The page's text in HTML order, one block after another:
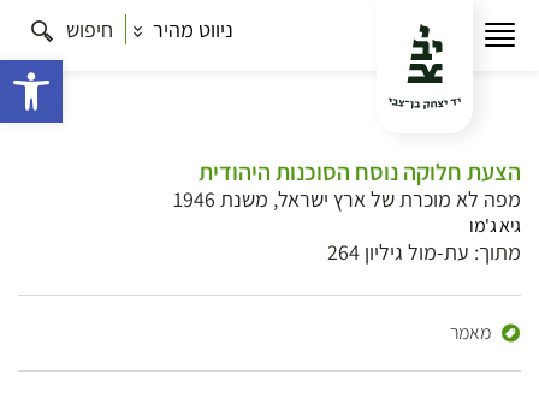
ניווט מהיר חיפוש
הצעת חלוקה נוסח הסוכנות היהודית
מפה לא מוכרת של ארץ ישראל, משנת 1946
גיא ג'מו
מתוך: עת-מול גיליון 264
מאמר